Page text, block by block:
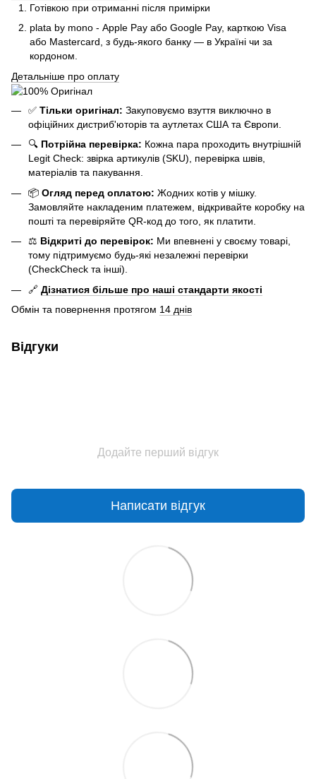
Готівкою при отриманні після примірки
plata by mono - Apple Pay або Google Pay, карткою Visa
або Mastercard, з будь-якого банку — в Україні чи за
кордоном.
Детальніше про оплату
✅ Тільки оригінал: Закуповуємо взуття виключно в
офіційних дистриб'юторів та аутлетах США та Європи.
🔍 Потрійна перевірка: Кожна пара проходить внутрішній
Legit Check: звірка артикулів (SKU), перевірка швів,
матеріалів та пакування.
📦 Огляд перед оплатою: Жодних котів у мішку.
Замовляйте накладеним платежем, відкривайте коробку на
пошті та перевіряйте QR-код до того, як платити.
⚖️ Відкриті до перевірок: Ми впевнені у своєму товарі,
тому підтримуємо будь-які незалежні перевірки
(CheckCheck та інші).
🔗 Дізнатися більше про наші стандарти якості
Обмін та повернення протягом 14 днів
Відгуки
Додайте перший відгук
Написати відгук